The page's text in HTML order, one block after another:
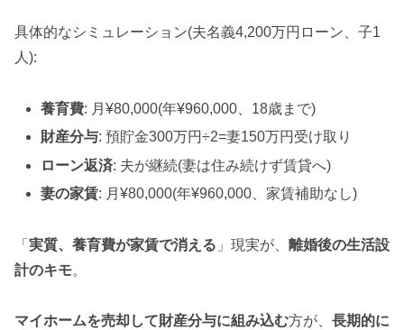
具体的なシミュレーション(夫名義4,200万円ローン、子1
人):
養育費: 月¥80,000(年¥960,000、18歳まで)
財産分与: 預貯金300万円÷2=妻150万円受け取り
ローン返済: 夫が継続(妻は住み続けず賃貸へ)
妻の家賃: 月¥80,000(年¥960,000、家賃補助なし)
「 実質、養育費が家賃で消える 」現実が、 離婚後の生活設
計のキモ。
マイホームを売却して財産分与に組み込む方が、 長期的に